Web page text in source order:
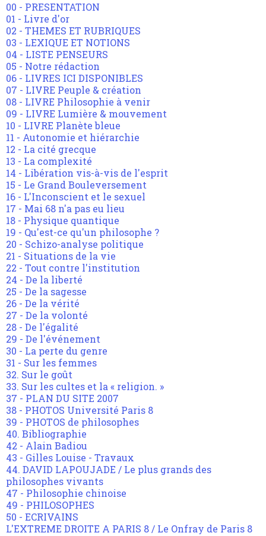
00 - PRESENTATION
01 - Livre d'or
02 - THEMES ET RUBRIQUES
03 - LEXIQUE ET NOTIONS
04 - LISTE PENSEURS
05 - Notre rédaction
06 - LIVRES ICI DISPONIBLES
07 - LIVRE Peuple & création
08 - LIVRE Philosophie à venir
09 - LIVRE Lumière & mouvement
10 - LIVRE Planète bleue
11 - Autonomie et hiérarchie
12 - La cité grecque
13 - La complexité
14 - Libération vis-à-vis de l'esprit
15 - Le Grand Bouleversement
16 - L'Inconscient et le sexuel
17 - Mai 68 n'a pas eu lieu
18 - Physique quantique
19 - Qu'est-ce qu'un philosophe ?
20 - Schizo-analyse politique
21 - Situations de la vie
22 - Tout contre l'institution
24 - De la liberté
25 - De la sagesse
26 - De la vérité
27 - De la volonté
28 - De l'égalité
29 - De l'événement
30 - La perte du genre
31 - Sur les femmes
32. Sur le goût
33. Sur les cultes et la « religion. »
37 - PLAN DU SITE 2007
38 - PHOTOS Université Paris 8
39 - PHOTOS de philosophes
40. Bibliographie
42 - Alain Badiou
43 - Gilles Louise - Travaux
44. DAVID LAPOUJADE / Le plus grands des
philosophes vivants
47 - Philosophie chinoise
49 - PHILOSOPHES
50 - ECRIVAINS
L'EXTREME DROITE A PARIS 8 / Le Onfray de Paris 8